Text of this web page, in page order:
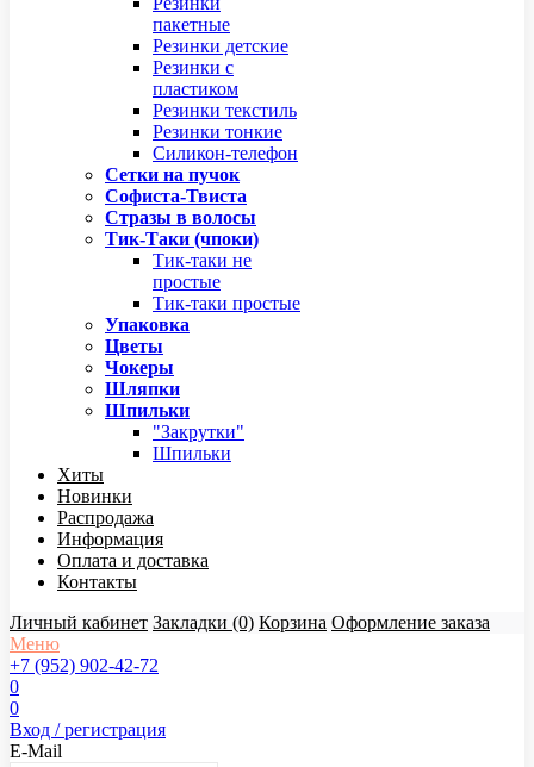
пакетные
Резинки детские
Резинки с
пластиком
Резинки текстиль
Резинки тонкие
Силикон-телефон
Сетки на пучок
Софиста-Твиста
Стразы в волосы
Тик-Таки (чпоки)
Тик-таки не
простые
Тик-таки простые
Упаковка
Цветы
Чокеры
Шляпки
Шпильки
"Закрутки"
Шпильки
Хиты
Новинки
Распродажа
Информация
Оплата и доставка
Контакты
Личный кабинет Закладки (0) Корзина Оформление заказа
Меню
+7 (952) 902-42-72
0
0
Вход / регистрация
E-Mail